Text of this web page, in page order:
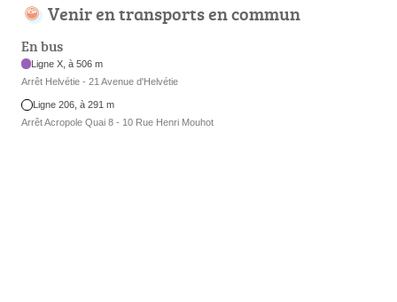
Venir en transports en commun
En bus
Ligne X, à 506 m
Arrêt Helvétie - 21 Avenue d'Helvétie
Ligne 206, à 291 m
Arrêt Acropole Quai 8 - 10 Rue Henri Mouhot